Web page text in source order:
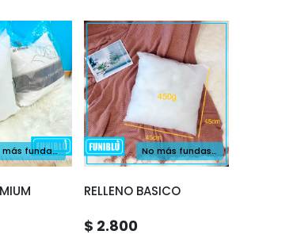
¡No más fundas vacías! No más fundas vacías
RELLENO BASICO
$ 2.800